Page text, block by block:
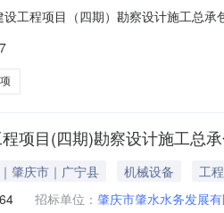
设工程项目（四期）勘察设计施工总
现将本项目开标时间延期并将招标
项目(四期)勘察设计施工总
肇庆市｜广宁县 机械设备
工程
招标单位： 肇庆市肇水水务发展